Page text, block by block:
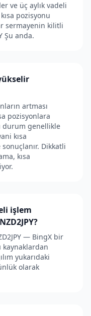
ve üç aylık vadeli
pozisyonu
sermayenin kilitli
Şu anda.
artması
pozisyonlara
durum genellikle
kısa
Dikkatli
kısa
işlem
— BingX bir
kaynaklardan
yukarıdaki
olarak